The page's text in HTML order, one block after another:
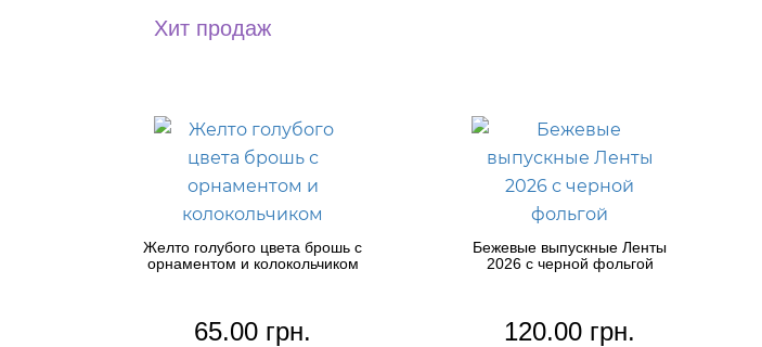
Хит продаж
Желто голубого цвета брошь с
орнаментом и колокольчиком
65.00 грн.
Бежевые выпускные Ленты
2026 с черной фольгой
120.00 грн.